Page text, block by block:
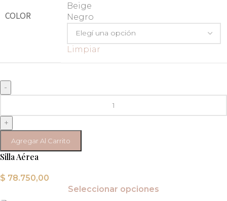
COLOR
Beige
Negro
Limpiar
-
+
Agregar Al Carrito
Silla Aérea
$ 78.750,00
Seleccionar opciones